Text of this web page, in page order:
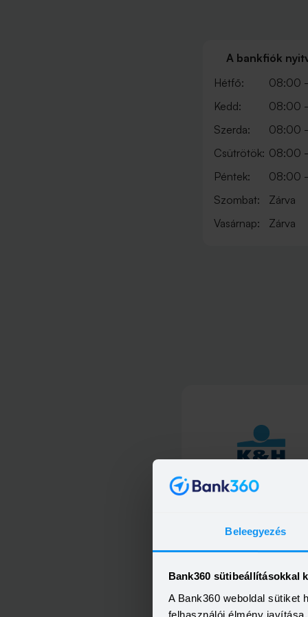
Beleegyezés
Bank360 sütibeállításokkal
A Bank360 weboldal sütiket
felhasználói élmény
A bankfiók
Hétfő:
08:00
Kedd:
08:00
Szerda:
08:00
Csütrötök: 08:00
Péntek:
08:00
Szombat:
Zárva
Vasárnap:
Zárva